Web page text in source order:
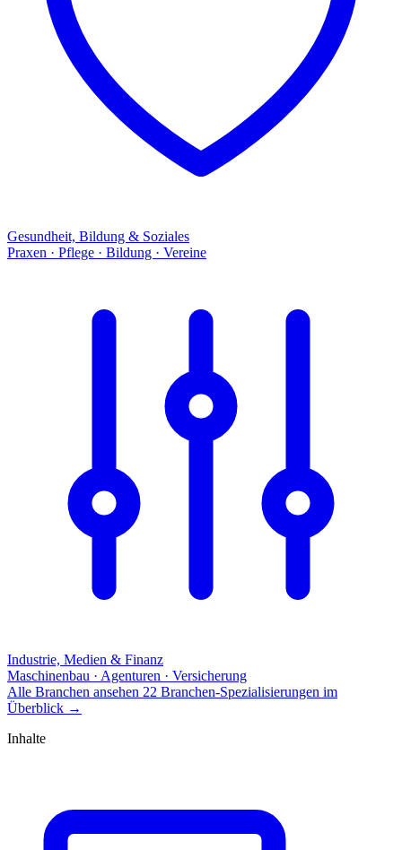
Gesundheit, Bildung & Soziales
Praxen · Pflege · Bildung · Vereine
Industrie, Medien & Finanz
Maschinenbau · Agenturen · Versicherung
Alle Branchen ansehen 22 Branchen-Spezialisierungen im
Überblick →
Inhalte